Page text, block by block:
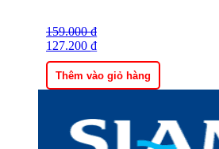
159.000₫
Giá
gốc
là:
159.000 ₫.
127.200 ₫
Giá
hiện
tại
là:
127.200 ₫.
Thêm vào giỏ hàng